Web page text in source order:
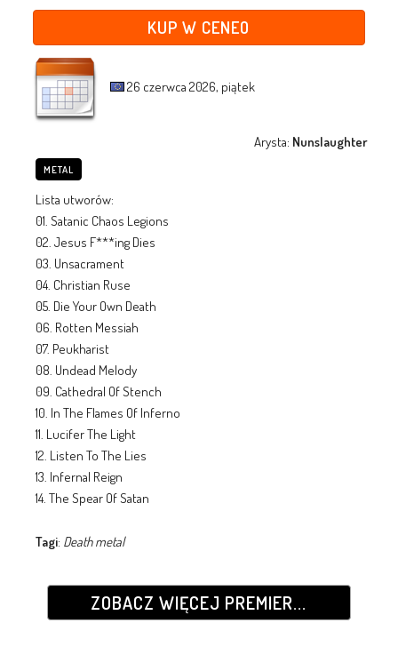
KUP W CENEO
26 czerwca 2026, piątek
Arysta: Nunslaughter
METAL
Lista utworów:
01. Satanic Chaos Legions
02. Jesus F***ing Dies
03. Unsacrament
04. Christian Ruse
05. Die Your Own Death
06. Rotten Messiah
07. Peukharist
08. Undead Melody
09. Cathedral Of Stench
10. In The Flames Of Inferno
11. Lucifer The Light
12. Listen To The Lies
13. Infernal Reign
14. The Spear Of Satan
Tagi: Death metal
ZOBACZ WIĘCEJ PREMIER...